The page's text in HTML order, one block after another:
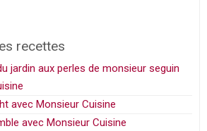
recettes
jardin aux perles de monsieur seguin
avec Monsieur Cuisine
avec Monsieur Cuisine